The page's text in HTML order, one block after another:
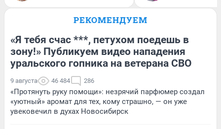
РЕКОМЕНДУЕМ
«Я тебя счас ***, петухом поедешь в
зону!» Публикуем видео нападения
уральского гопника на ветерана СВО
9 августа 46 484 286
«Протянуть руку помощи»: незрячий парфюмер создал
«уютный» аромат для тех, кому страшно, — он уже
увековечил в духах Новосибирск